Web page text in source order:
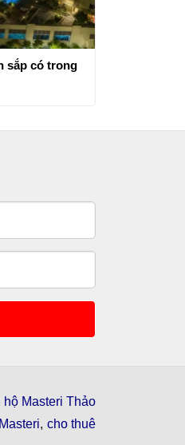
sắp có trong
hộ Masteri Thảo
, cho thuê